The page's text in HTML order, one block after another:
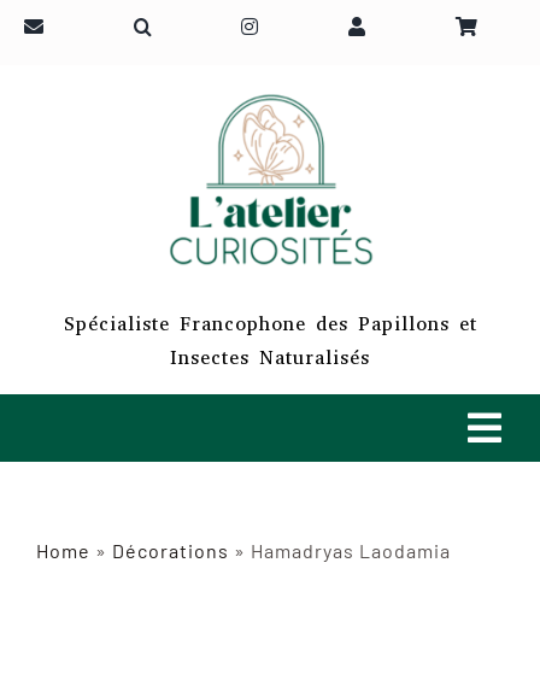
Passer
Spécialiste Francophone des Papillons et
Insectes Naturalisés
Home » Décorations » Hamadryas Laodamia